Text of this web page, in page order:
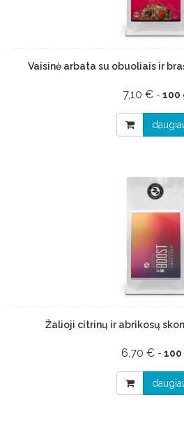
Vaisinė arbata su obuoliais ir
7,10 € - 100
Žalioji citrinų ir abrikosų
6,70 € - 100